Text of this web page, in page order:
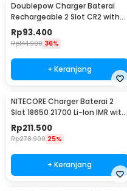
Doublepow Charger Baterai
Rechargeable 2 Slot CR2 with
CR2 2 PCS - DP-K06
Rp93.400
Rp144.900 36%
+ Keranjang
NITECORE Charger Baterai 2
Slot 18650 21700 Li-Ion IMR with
LED Light - UI2
Rp211.500
Rp278.900 25%
+ Keranjang